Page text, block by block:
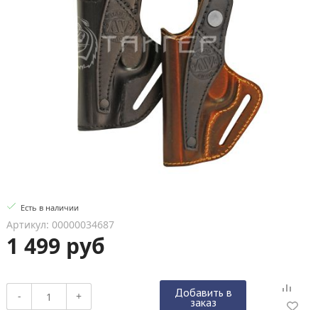
Есть в наличии
Артикул: 00000034687
1 499 руб
- + Добавить в
заказ